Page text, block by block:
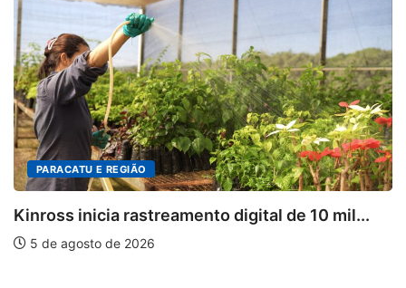
E REGIÃO
inicia rastreamento digital de 10 mil...
de 2026
Mia